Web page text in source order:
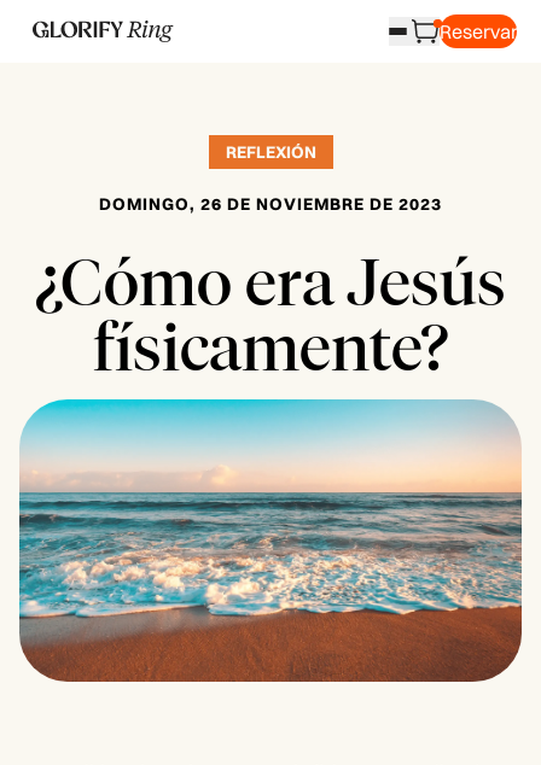
Reservar
REFLEXIÓN
DOMINGO, 26 DE NOVIEMBRE DE 2023
¿Cómo era Jesús
físicamente?